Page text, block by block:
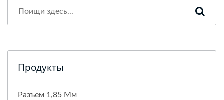
Продукты
Разъем 1,85 Мм